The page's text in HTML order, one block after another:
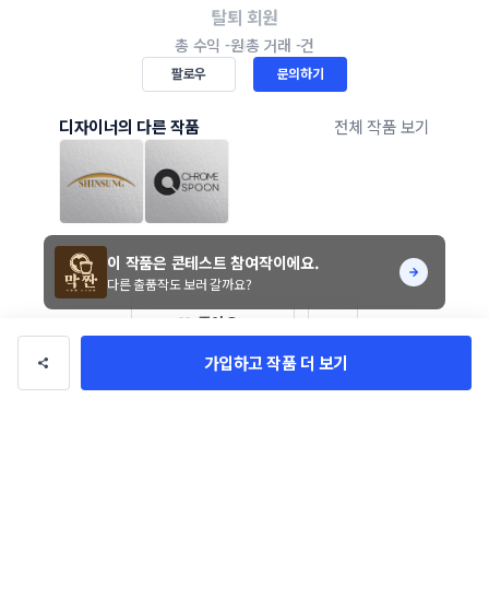
탈퇴 회원
총 수익 -원총 거래 -건
팔로우 문의하기
디자이너의 다른 작품 전체 작품 보기
좋아요 0
가입하고 작품 더 보기
이 작품은 콘테스트 참여작이에요.
다른 출품작도 보러 갈까요?